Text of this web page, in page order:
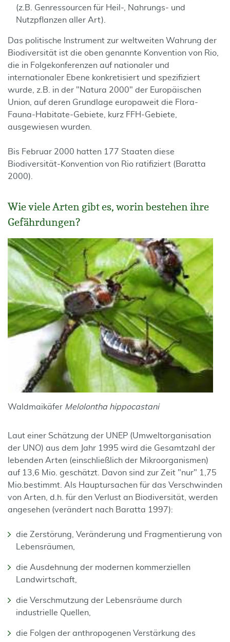
(z.B. Genressourcen für Heil-, Nahrungs- und
Nutzpflanzen aller Art).
Das politische Instrument zur weltweiten Wahrung der
Biodiversität ist die oben genannte Konven­tion von Rio,
die in Folgekonferenzen auf nationaler und
internationaler Ebene konkreti­siert und spezifi­ziert
wurde, z.B. in der "Natura 2000" der Europäischen
Union, auf deren Grundlage euro­paweit die Flora-
Fauna-Habitate-Gebiete, kurz FFH-Gebiete,
ausgewiesen wurden.
Bis Februar 2000 hatten 177 Staaten diese
Biodiversität-Konvention von Rio ratifiziert (Baratta
2000).
Wie viele Arten gibt es, worin bestehen ihre
Gefährdungen?
Waldmaikäfer Melolontha hippocastani
Laut einer Schätzung der UNEP (Umweltorganisation
der UNO) aus dem Jahr 1995 wird die Gesamtzahl der
lebenden Arten (einschließlich der Mikroorganismen)
auf 13,6 Mio. ge­schätzt. Davon sind zur Zeit "nur" 1,75
Mio. bestimmt. Als Hauptursachen für das Verschwinden
von Arten, d.h. für den Verlust an Biodiver­sität, werden
angesehen (verändert nach Baratta 1997):
die Zerstörung, Veränderung und Fragmentierung von
Lebensräumen,
die Ausdehnung der modernen kommerziellen
Landwirtschaft,
die Verschmutzung der Lebensräume durch
industrielle Quellen,
die Folgen der anthropogenen Verstärkung des